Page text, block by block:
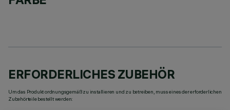
ERFORDERLICHES ZUBEHÖR
Um das Produkt ordnungsgemäß zu installieren und zu betreiben, muss eines der erforderlichen
Zubehörteile bestellt werden: